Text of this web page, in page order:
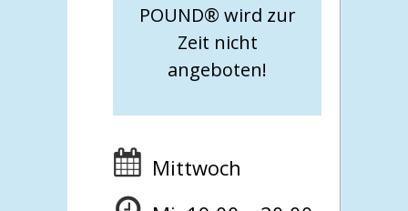
POUND® wird zur
Zeit nicht
angeboten!
Mittwoch